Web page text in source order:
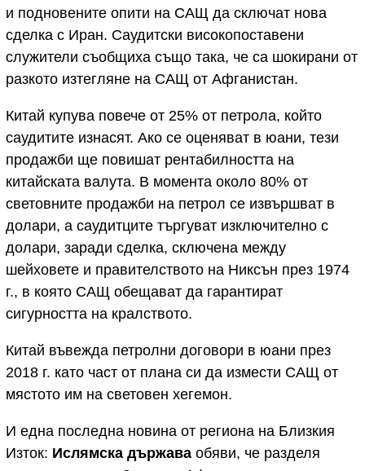
и подновените опити на САЩ да сключат нова
сделка с Иран. Саудитски високопоставени
служители съобщиха също така, че са шокирани от
разкото изтегляне на САЩ от Афганистан.
Китай купува повече от 25% от петрола, който
саудитите изнасят. Ако се оценяват в юани, тези
продажби ще повишат рентабилността на
китайската валута. В момента около 80% от
световните продажби на петрол се извършват в
долари, а саудитците търгуват изключително с
долари, заради сделка, сключена между
шейховете и правителството на Никсън през 1974
г., в която САЩ обещават да гарантират
сигурността на кралството.
Китай въвежда петролни договори в юани през
2018 г. като част от плана си да измести САЩ от
мястото им на световен хегемон.
И една последна новина от региона на Близкия
Изток: Ислямска държава обяви, че разделя